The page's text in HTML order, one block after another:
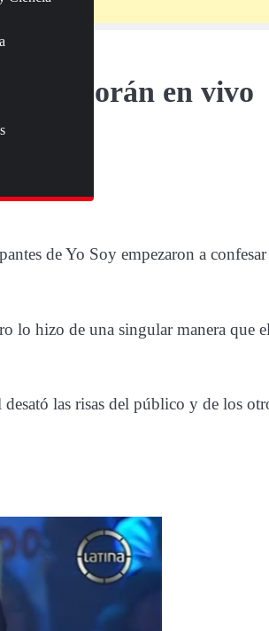
Morán en vivo
de Yo Soy empezaron a confesar
lo hizo de una singular manera que
las risas del público y de los